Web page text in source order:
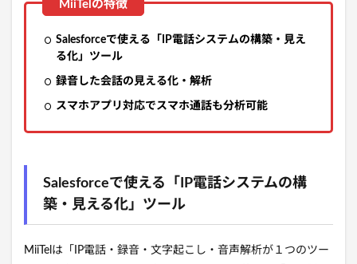
Salesforceで使える「IP電話システムの構築・見え
る化」ツール
録音した会話の見える化・解析
スマホアプリ対応でスマホ通話も分析可能
Salesforceで使える「IP電話システムの構
築・見える化」ツール
MiiTelは「IP電話・録音・文字起こし・音声解析が１つのツー